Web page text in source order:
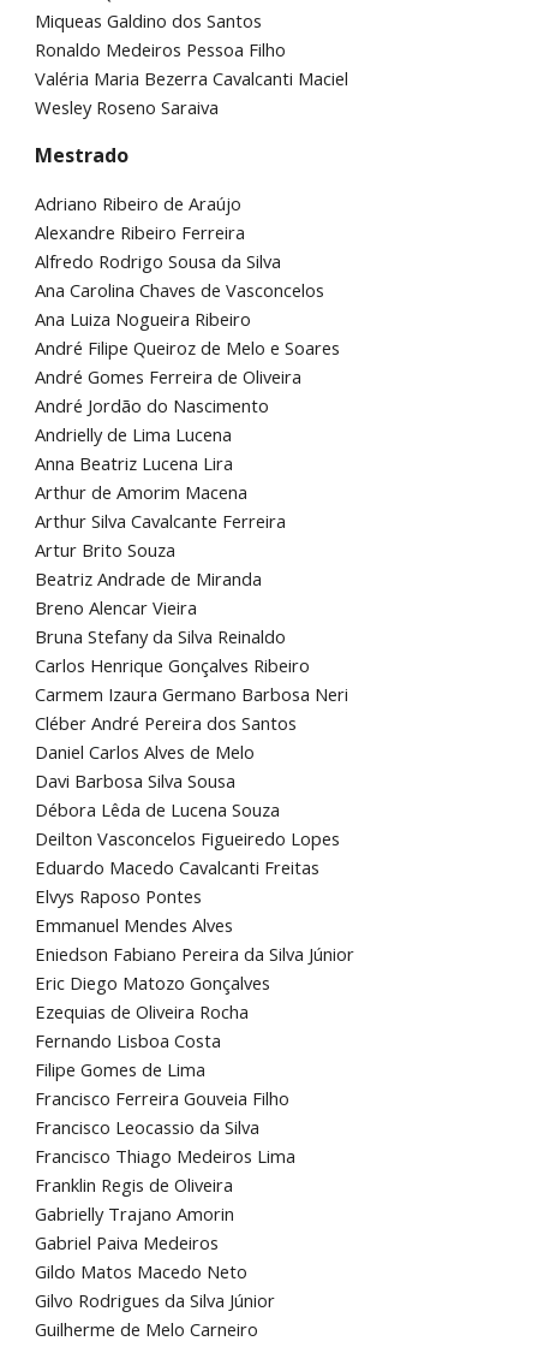
Miqueas Galdino dos Santos
Ronaldo Medeiros Pessoa Filho
Valéria Maria Bezerra Cavalcanti Maciel
Wesley Roseno Saraiva
Mestrado
Adriano Ribeiro de Araújo
Alexandre Ribeiro Ferreira
Alfredo Rodrigo Sousa da Silva
Ana Carolina Chaves de Vasconcelos
Ana Luiza Nogueira Ribeiro
André Filipe Queiroz de Melo e Soares
André Gomes Ferreira de Oliveira
André Jordão do Nascimento
Andrielly de Lima Lucena
Anna Beatriz Lucena Lira
Arthur de Amorim Macena
Arthur Silva Cavalcante Ferreira
Artur Brito Souza
Beatriz Andrade de Miranda
Breno Alencar Vieira
Bruna Stefany da Silva Reinaldo
Carlos Henrique Gonçalves Ribeiro
Carmem Izaura Germano Barbosa Neri
Cléber André Pereira dos Santos
Daniel Carlos Alves de Melo
Davi Barbosa Silva Sousa
Débora Lêda de Lucena Souza
Deilton Vasconcelos Figueiredo Lopes
Eduardo Macedo Cavalcanti Freitas
Elvys Raposo Pontes
Emmanuel Mendes Alves
Eniedson Fabiano Pereira da Silva Júnior
Eric Diego Matozo Gonçalves
Ezequias de Oliveira Rocha
Fernando Lisboa Costa
Filipe Gomes de Lima
Francisco Ferreira Gouveia Filho
Francisco Leocassio da Silva
Francisco Thiago Medeiros Lima
Franklin Regis de Oliveira
Gabrielly Trajano Amorin
Gabriel Paiva Medeiros
Gildo Matos Macedo Neto
Gilvo Rodrigues da Silva Júnior
Guilherme de Melo Carneiro